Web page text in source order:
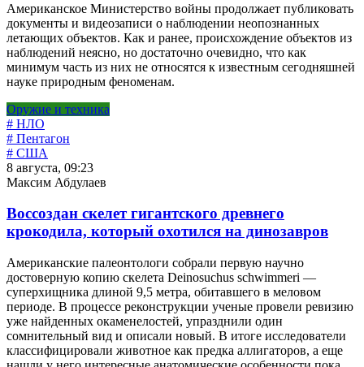
Американское Министерство войны продолжает публиковать
документы и видеозаписи о наблюдении неопознанных
летающих объектов. Как и ранее, происхождение объектов из
наблюдений неясно, но достаточно очевидно, что как
минимум часть из них не относятся к известным сегодняшней
науке природным феноменам.
Оружие и техника
# НЛО
# Пентагон
# США
8 августа, 09:23
Максим Абдулаев
Воссоздан скелет гигантского древнего
крокодила, который охотился на динозавров
Американские палеонтологи собрали первую научно
достоверную копию скелета Deinosuchus schwimmeri —
суперхищника длиной 9,5 метра, обитавшего в меловом
периоде. В процессе реконструкции ученые провели ревизию
уже найденных окаменелостей, упразднили один
сомнительный вид и описали новый. В итоге исследователи
классифицировали животное как предка аллигаторов, а еще